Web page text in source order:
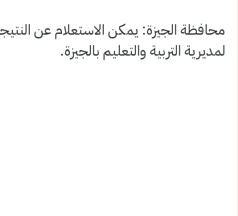
محافظة الجيزة: يمكن الاستعلام عن
لمديرية التربية والتعليم بالجيزة.